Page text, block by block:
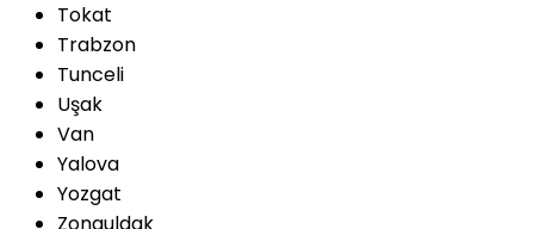
Tokat
Trabzon
Tunceli
Uşak
Van
Yalova
Yozgat